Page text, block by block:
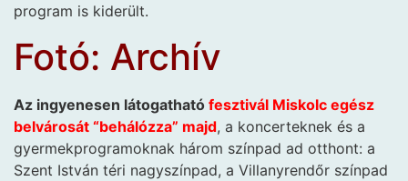
program is kiderült.
Fotó: Archív
Az ingyenesen látogatható fesztivál Miskolc egész
belvárosát “behálózza” majd, a koncerteknek és a
gyermekprogramoknak három színpad ad otthont: a
Szent István téri nagyszínpad, a Villanyrendőr színpad